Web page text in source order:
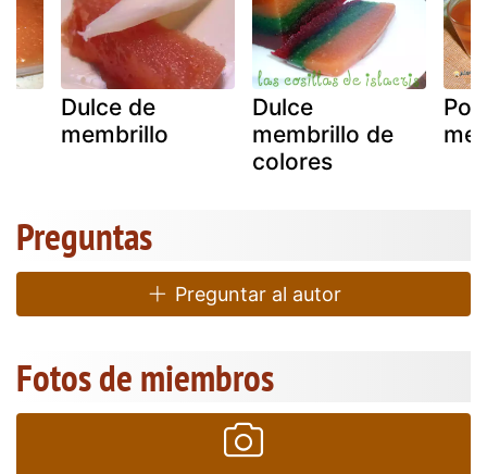
Dulce de
membrillo
Dulce
membrillo de
colores
Preguntas
Preguntar al autor
Fotos de miembros